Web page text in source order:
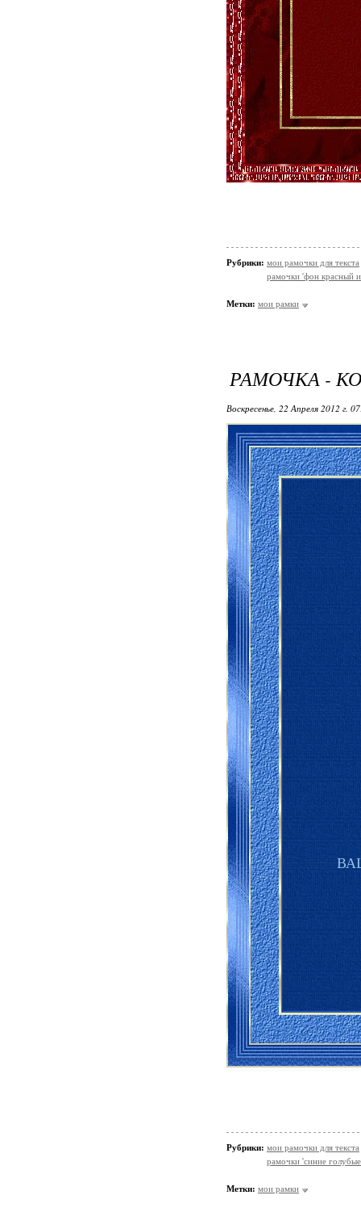
Рубрики: мои рамочки для текста
рамочки 'фон красный
Метки: мои рамки
РАМОЧКА -
Воскресенье, 22 Апреля 2012 г.
Рубрики: мои рамочки для текста
рамочки 'синие
Метки: мои рамки